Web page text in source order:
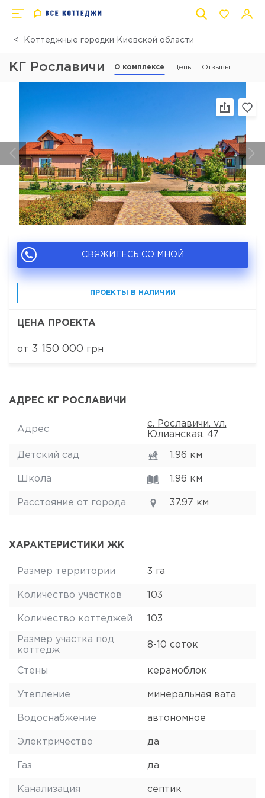
Коттеджные городки Киевской области
КГ Рославичи О комплексе Цены Отзывы
СВЯЖИТЕСЬ СО МНОЙ
ПРОЕКТЫ В НАЛИЧИИ
ЦЕНА ПРОЕКТА
от 3 150 000 грн
АДРЕС КГ РОСЛАВИЧИ
Адрес
с. Рославичи, ул.
Юлианская, 47
Детский сад 1.96 км
Школа 1.96 км
Расстояние от города 37.97 км
ХАРАКТЕРИСТИКИ ЖК
Размер территории 3 га
Количество участков 103
Количество коттеджей 103
Размер участка под
коттедж
8-10 соток
Стены керамоблок
Утепление минеральная вата
Водоснабжение автономное
Электричество да
Газ да
Канализация септик